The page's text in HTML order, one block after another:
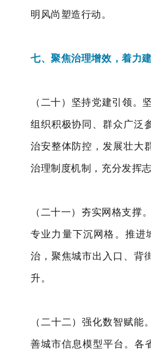
明风尚塑造行动。
七、聚焦治理增效，着力
（二十）坚持党建引领。
组织积极协同、群众广泛
治安整体防控，发展壮大
治理制度机制，充分发挥
（二十一）夯实网格支
专业力量下沉网格。推
治，聚焦城市出入口、背
升。
（二十二）强化数智赋
善城市信息模型平台。各